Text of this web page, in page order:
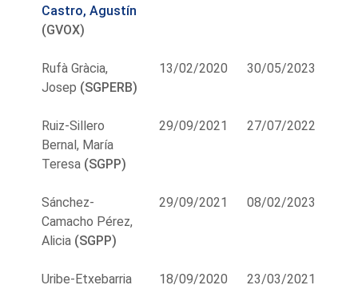
Castro, Agustín
(GVOX)
Rufà Gràcia,
Josep (SGPERB)
13/02/2020 30/05/2023
Ruiz-Sillero
Bernal, María
Teresa (SGPP)
29/09/2021 27/07/2022
Sánchez-
Camacho Pérez,
Alicia (SGPP)
29/09/2021 08/02/2023
Uribe-Etxebarria
18/09/2020 23/03/2021